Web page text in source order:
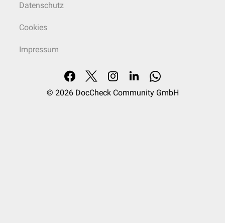
Datenschutz
Cookies
Impressum
© 2026 DocCheck Community GmbH